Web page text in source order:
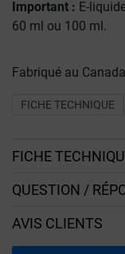
Important : E-
60 ml ou 100 ml.
Fabriqué au
FICHE TECHNIQUE
FICHE
QUESTION /
AVIS CLIENTS